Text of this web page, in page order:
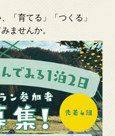
「育てる」「つくる」
ませんか。